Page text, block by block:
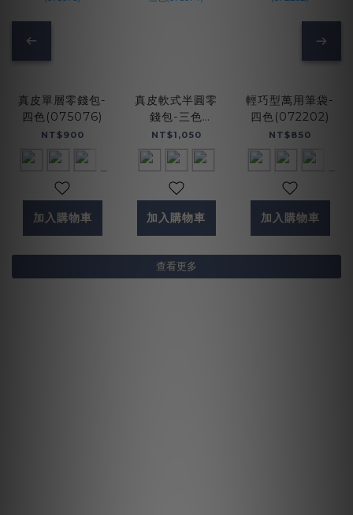
真皮單層零錢包-
四色(075076)
NT$900
加入購物車
真皮軟式半圓零
錢包-三色
(075074)
NT$1,050
加入購物車
輕巧型萬用筆袋-
四色(072202)
NT$850
加入購物車
查看更多